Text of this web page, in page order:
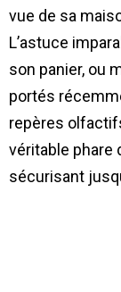
vue de sa
L’astuce
son panier, ou
portés
repères
véritable phare
sécurisant